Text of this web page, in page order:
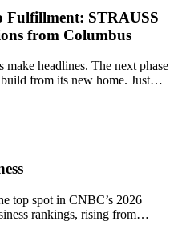
Fulfillment: STRAUSS
from Columbus
make headlines. The next phase
from its new home. Just…
top spot in CNBC’s 2026
rankings, rising from…